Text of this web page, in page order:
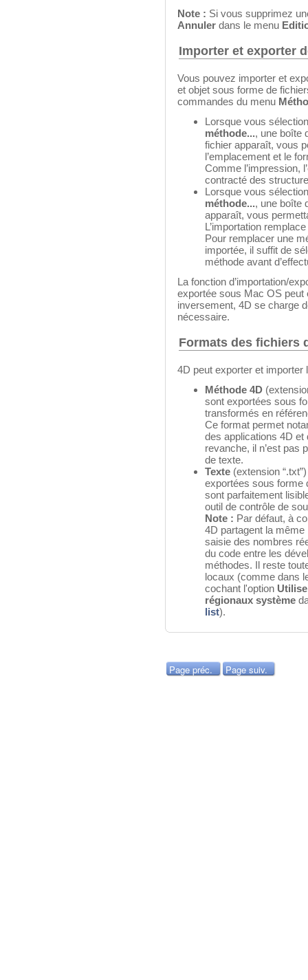
Note : Si vous supprimez
Annuler dans le menu
Importer et exporter
Vous pouvez importer et
et objet sous forme de
commandes du menu
Lorsque vous
méthode..., une boîte
fichier apparaît, vous
l’emplacement et le
Comme l’impression,
contracté des
Lorsque vous
méthode..., une boîte
apparaît, vous
L’importation
Pour remplacer une
importée, il suffit de
méthode avant
La fonction d’importation/
exportée sous Mac OS
inversement, 4D se charge
nécessaire.
Formats des fichiers
4D peut exporter et
Méthode 4D
sont exportées sous
transformés en
Ce format permet
des applications 4D et
revanche, il n’est pas
de texte.
Texte (extension
exportées sous forme
sont parfaitement
outil de contrôle de
Note : Par défaut, à
4D partagent la
saisie des nombres
du code entre les
méthodes. Il reste
locaux (comme dans
cochant l'option
régionaux système
list).
Page préc. Page suiv.